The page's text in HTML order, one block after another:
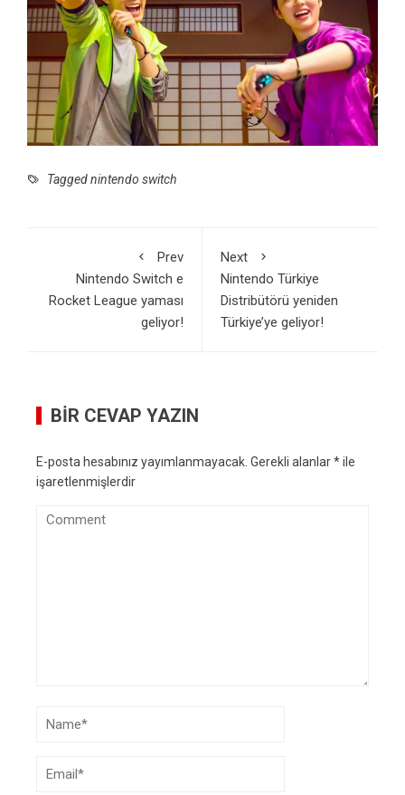
Taggednintendo switch
Prev
Nintendo Switch e
Rocket League yaması
geliyor!
Next
Nintendo Türkiye
Distribütörü yeniden
Türkiye’ye geliyor!
BIR CEVAP YAZIN
E-posta hesabınız yayımlanmayacak. Gerekli alanlar*ile
işaretlenmişlerdir